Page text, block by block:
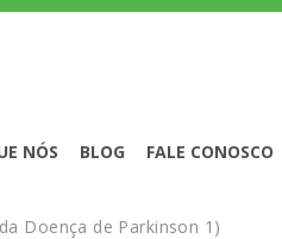
NÓS BLOG FALE CONOSCO
da Doença de Parkinson 1)